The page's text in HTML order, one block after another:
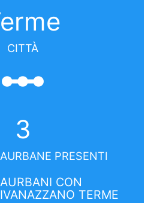
CITTÀ
linear_scale
3
PRESENTI
CON
TERME